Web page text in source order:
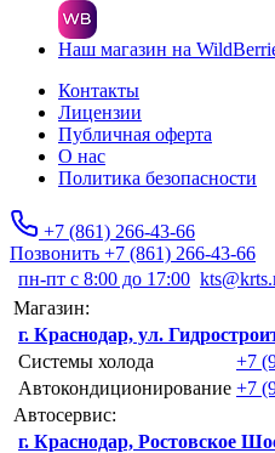
Наш магазин на
Контакты
Лицензии
Публичная оферта
О нас
Политика безопасности
+7 (861) 266-43-66
Позвонить +7 (861) 266-43-66
пн-пт с 8:00 до 17:00
Магазин:
г. Краснодар, ул.
Системы холода
+7
Автокондиционирование +7
Автосервис:
г. Краснодар, Ростовское